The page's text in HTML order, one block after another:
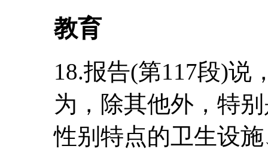
教育
18.报告(第117段)说
为，除其他外，特
性别特点的卫生设